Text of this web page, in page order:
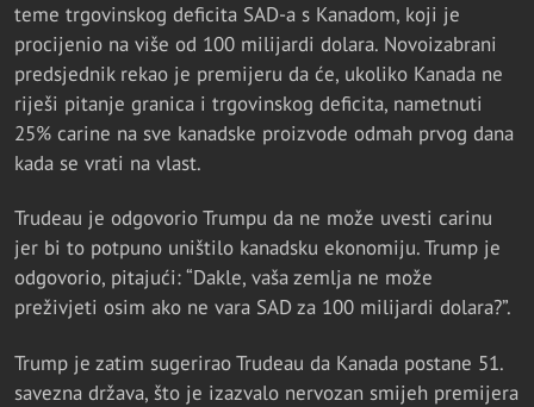
teme trgovinskog deficita SAD-a s Kanadom, koji je
procijenio na više od 100 milijardi dolara. Novoizabrani
predsjednik rekao je premijeru da će, ukoliko Kanada ne
riješi pitanje granica i trgovinskog deficita, nametnuti
25% carine na sve kanadske proizvode odmah prvog dana
kada se vrati na vlast.
Trudeau je odgovorio Trumpu da ne može uvesti carinu
jer bi to potpuno uništilo kanadsku ekonomiju. Trump je
odgovorio, pitajući: “Dakle, vaša zemlja ne može
preživjeti osim ako ne vara SAD za 100 milijardi dolara?”.
Trump je zatim sugerirao Trudeau da Kanada postane 51.
savezna država, što je izazvalo nervozan smijeh premijera